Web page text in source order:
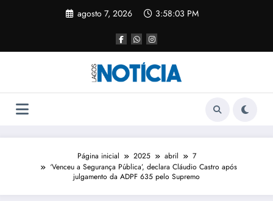
agosto 7, 2026 3:58:03 PM
Página inicial 2025 abril
7
‘Venceu a Segurança Pública’, declara Cláudio Castro após
julgamento da ADPF 635 pelo Supremo